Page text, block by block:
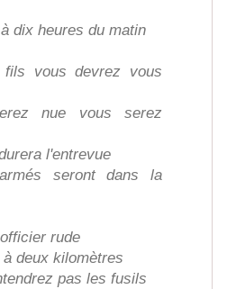
dix heures du matin
vous devrez vous
nue vous serez
l'entrevue
seront dans la
rude
deux kilomètres
pas les fusils